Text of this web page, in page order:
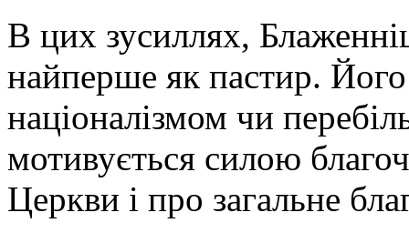
В цих зусиллях,
найперше як пастир. Його
націоналізмом чи
мотивується силою
Церкви і про загальне